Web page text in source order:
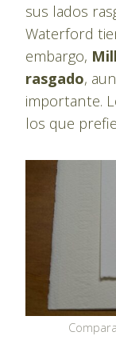
sus lados
Waterford
embargo,
rasgado,
importante.
los que